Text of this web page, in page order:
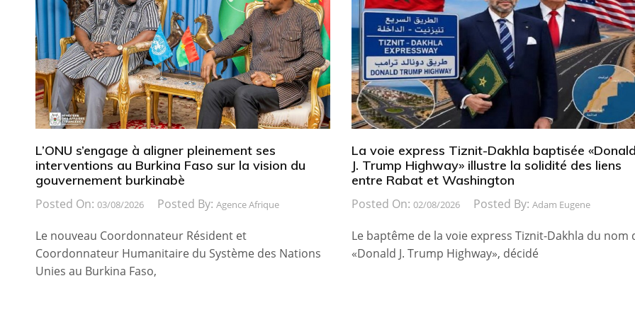
L’ONU s’engage à aligner pleinement ses
interventions au Burkina Faso sur la vision du
gouvernement burkinabè
Posted On: 03/08/2026 Posted By: Agence Afrique
Le nouveau Coordonnateur Résident et
Coordonnateur Humanitaire du Système des Nations
Unies au Burkina Faso,
La voie express Tiznit-Dakhla baptisée
J. Trump Highway» illustre la solidité des liens
entre Rabat et Washington
Posted On: 02/08/2026 Posted By: Adam Eugene
Le baptême de la voie express Tiznit-Dakhla du nom
«Donald J. Trump Highway», décidé